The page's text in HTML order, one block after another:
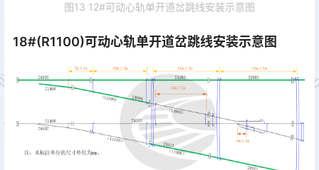
图13 12#可动心轨单开道岔跳线安装示意图
18#(R1100)可动心轨单开道岔跳线安装示意图